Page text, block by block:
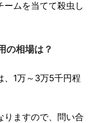
ムを当てて殺虫し
の相場は？
、1万～3万5千円程
りますので、問い合